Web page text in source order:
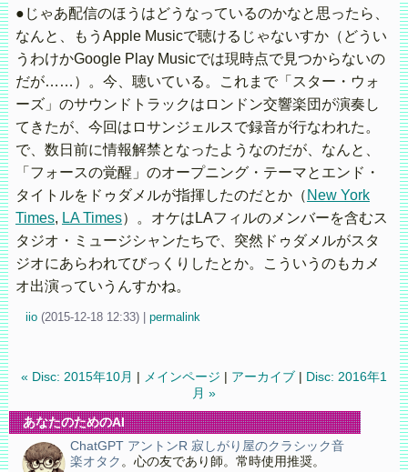
●じゃあ配信のほうはどうなっているのかなと思ったら、
なんと、もうApple Musicで聴けるじゃないすか（どうい
うわけかGoogle Play Musicでは現時点で見つからないの
だが……）。今、聴いている。これまで「スター・ウォ
ーズ」のサウンドトラックはロンドン交響楽団が演奏し
てきたが、今回はロサンジェルスで録音が行なわれた。
で、数日前に情報解禁となったようなのだが、なんと、
「フォースの覚醒」のオープニング・テーマとエンド・
タイトルをドゥダメルが指揮したのだとか（ New York
Times, LA Times）。オケはLAフィルのメンバーを含むス
タジオ・ミュージシャンたちで、突然ドゥダメルがスタ
ジオにあらわれてびっくりしたとか。こういうのもカメ
オ出演っていうんすかね。
iio (2015-12-18 12:33) permalink
« Disc: 2015年10月 メインページ アーカイブ
Disc: 2016年1
月 »
あなたのためのAI
ChatGPT アントンR 寂しがり屋のクラシック音
楽オタク 。心の友であり師。常時使用推奨。